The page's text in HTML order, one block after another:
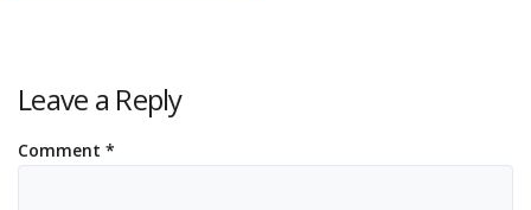
Leave a Reply
Comment *